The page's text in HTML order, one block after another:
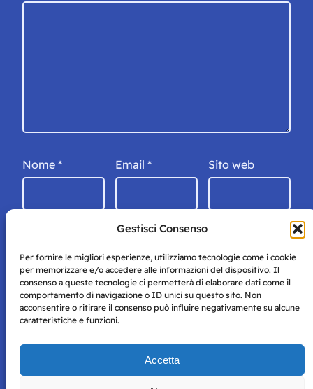
Gestisci Consenso
Per fornire le migliori esperienze, utilizziamo tecnologie come i cookie
per memorizzare e/o accedere alle informazioni del dispositivo. Il
consenso a queste tecnologie ci permetterà di elaborare dati come il
comportamento di navigazione o ID unici su questo sito. Non
acconsentire o ritirare il consenso può influire negativamente su alcune
caratteristiche e funzioni.
Accetta
Nome * Email * Sito web
Storie di Napoli è una testata registrata presso il tribunale di